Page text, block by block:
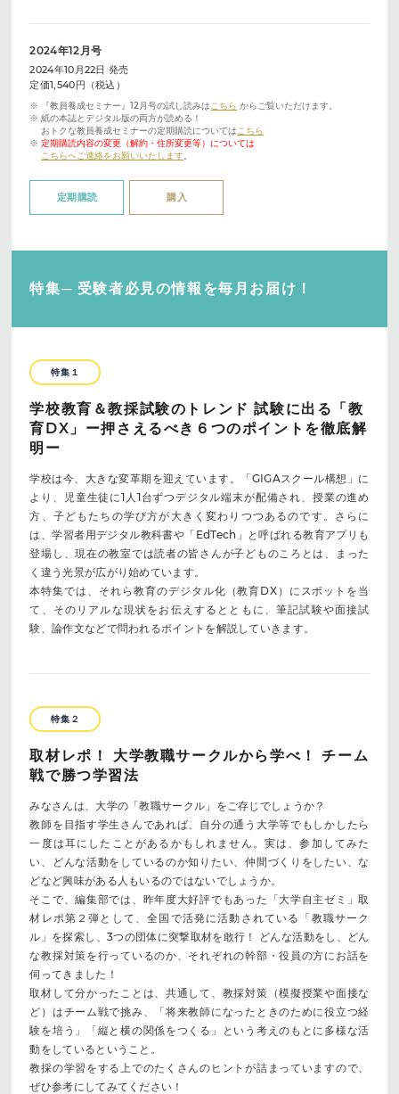
2024年12月号
2024年10月22日 発売
定価1,540円（税込）
※ 『教員養成セミナー』12月号の試し読みは こちら からご覧いただけます。
※ 紙の本誌とデジタル版の両方が読める！
おトクな教員養成セミナーの定期購読については こちら
※定期購読内容の変更（解約・住所変更等）については
こちらへご連絡をお願いいたします
定期購読 購入
特集─ 受験者必見の情報を毎月お届け！
特集１
学校教育＆教採試験のトレンド 試験に出る「教
育DX」ー押さえるべき６つのポイントを徹底解
明ー
学校は今、大きな変革期を迎えています。「GIGAスクール構想」に
より、児童生徒に1人1台ずつデジタル端末が配備され、授業の進め
方、子どもたちの学び方が大きく変わりつつあるのです。さらに
は、学習者用デジタル教科書や「EdTech」と呼ばれる教育アプリも
登場し、現在の教室では読者の皆さんが子どものころとは、まった
く違う光景が広がり始めています。
本特集では、それら教育のデジタル化（教育DX）にスポットを当
て、そのリアルな現状をお伝えするとともに、筆記試験や面接試
験、論作文などで問われるポイントを解説していきます。
特集２
取材レポ！ 大学教職サークルから学べ！ チーム
戦で勝つ学習法
みなさんは、大学の「教職サークル」をご存じでしょうか？
教師を目指す学生さんであれば、自分の通う大学等でもしかしたら
一度は耳にしたことがあるかもしれません。実は、参加してみた
い、どんな活動をしているのか知りたい、仲間づくりをしたい、な
どなど興味がある人もいるのではないでしょうか。
そこで、編集部では、昨年度大好評でもあった「大学自主ゼミ」取
材レポ第２弾として、全国で活発に活動されている「教職サーク
ル」を探索し、3つの団体に突撃取材を敢行！ どんな活動をし、どん
な教採対策を行っているのか、それぞれの幹部・役員の方にお話を
伺ってきました！
取材して分かったことは、共通して、教採対策（模擬授業や面接な
ど）はチーム戦で挑み、「将来教師になったときのために役立つ経
験を培う」「縦と横の関係をつくる」という考えのもとに多様な活
動をしているということ。
教採の学習をする上でのたくさんのヒントが詰まっていますので、
ぜひ参考にしてみてください！